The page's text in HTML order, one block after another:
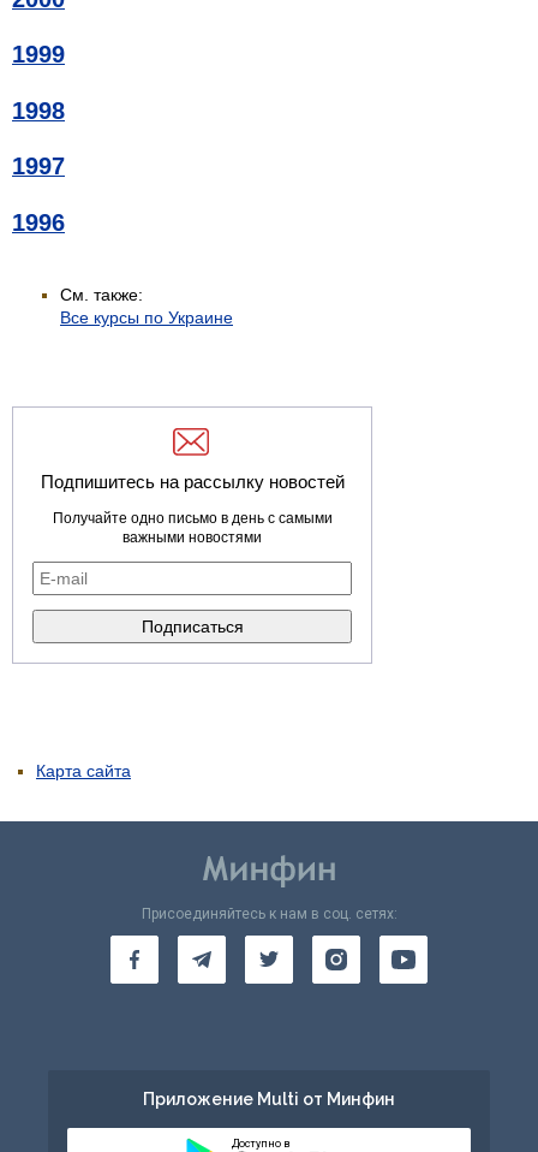
1999
1998
1997
1996
См. также:
Все курсы по Украине
Подпишитесь на рассылку новостей
Получайте одно письмо в день с самыми
важными новостями
Карта сайта
Присоединяйтесь к нам в соц. сетях:
Приложение Multi от Минфин
Доступно в